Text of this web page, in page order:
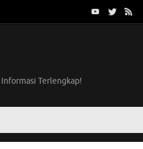
Terlengkap!